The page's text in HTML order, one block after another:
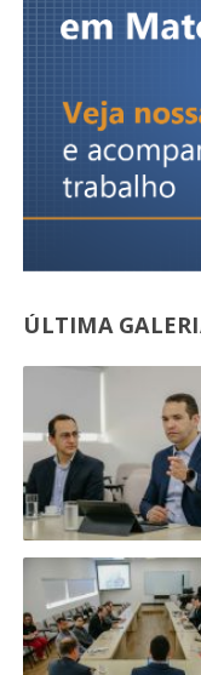
ÚLTIMA